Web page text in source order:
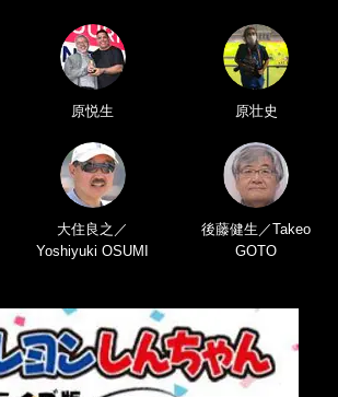
原悦生 原壮史
大住良之／
Yoshiyuki OSUMI
後藤健生／Takeo
GOTO